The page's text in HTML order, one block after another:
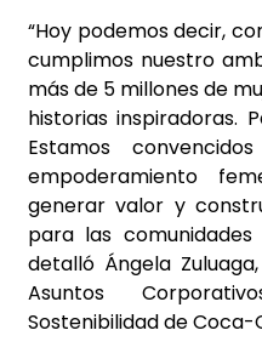
“Hoy podemos decir,
cumplimos nuestro
más de 5 millones de
historias inspiradoras.
Estamos
empoderamiento
generar valor y
para las
detalló Ángela
Asuntos
Sostenibilidad de